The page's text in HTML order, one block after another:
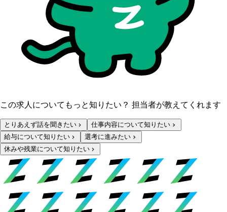
この求人についてもっと知りたい？ 担当者が教えてくれます
とりあえず話を聞きたい
仕事内容について知りたい
給与について知りたい
選考に進みたい
休みや残業について知りたい